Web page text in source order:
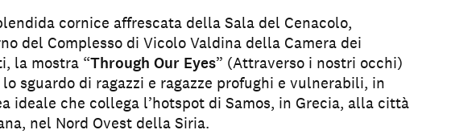
cornice affrescata della Sala del Cenacolo,
del Complesso di Vicolo Valdina della Camera dei
la mostra “Through Our Eyes” (Attraverso i nostri occhi)
sguardo di ragazzi e ragazze profughi e vulnerabili, in
ideale che collega l’hotspot di Samos, in Grecia, alla città
nel Nord Ovest della Siria.